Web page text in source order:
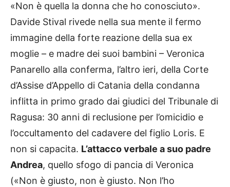
«Non è quella la donna che ho conosciuto».
Davide Stival rivede nella sua mente il fermo
immagine della forte reazione della sua ex
moglie – e madre dei suoi bambini – Veronica
Panarello alla conferma, l’altro ieri, della Corte
d’Assise d’Appello di Catania della condanna
inflitta in primo grado dai giudici del Tribunale di
Ragusa: 30 anni di reclusione per l’omicidio e
l’occultamento del cadavere del figlio Loris. E
non si capacita. L’attacco verbale a suo padre
Andrea, quello sfogo di pancia di Veronica
(«Non è giusto, non è giusto. Non l’ho